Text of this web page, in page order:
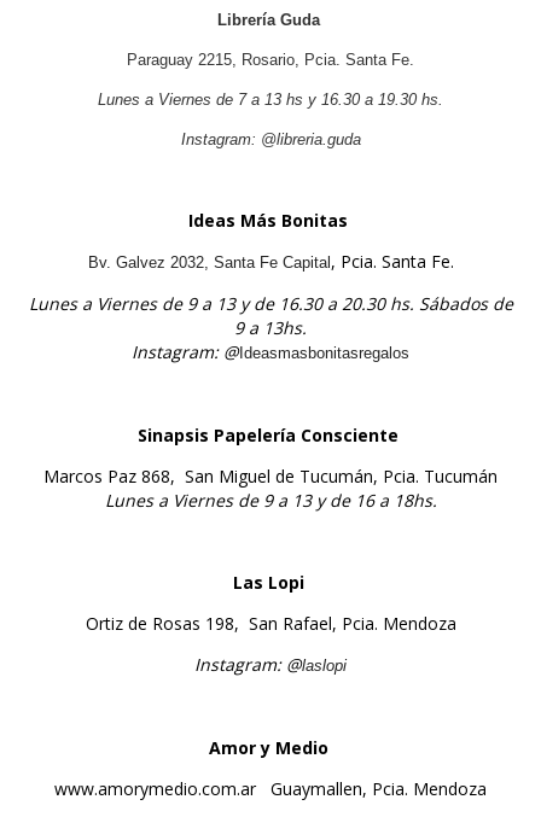
Librería Guda
Paraguay 2215, Rosario, Pcia. Santa Fe.
Lunes a Viernes de 7 a 13 hs y 16.30 a 19.30 hs.
Instagram: @libreria.guda
Ideas Más Bonitas
Bv. Galvez 2032, Santa Fe Capital , Pcia. Santa Fe.
Lunes a Viernes de 9 a 13 y de 16.30 a 20.30 hs. Sábados de
9 a 13hs.
Instagram: @Ideasmasbonitasregalos
Sinapsis Papelería Consciente
Marcos Paz 868, San Miguel de Tucumán, Pcia. Tucumán
Lunes a Viernes de 9 a 13 y de 16 a 18hs.
Las Lopi
Ortiz de Rosas 198, San Rafael, Pcia. Mendoza
Instagram: @laslopi
Amor y Medio
www.amorymedio.com.ar Guaymallen, Pcia. Mendoza